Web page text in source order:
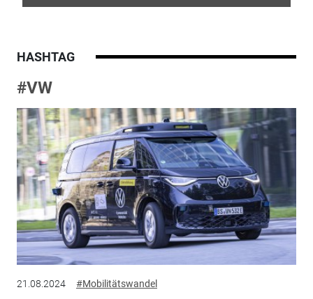
HASHTAG
#VW
21.08.2024 #Mobilitätswandel